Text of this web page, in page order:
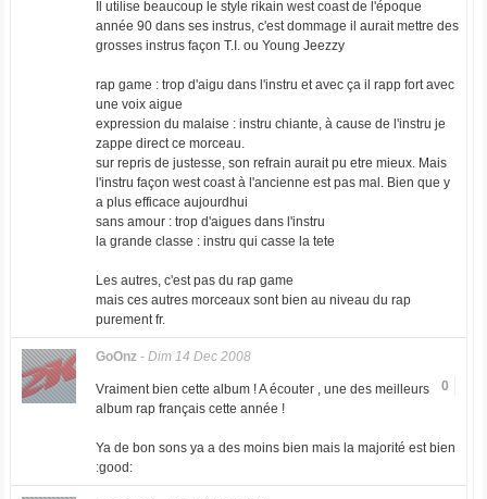
Il utilise beaucoup le style rikain west coast de l'époque
année 90 dans ses instrus, c'est dommage il aurait mettre des
grosses instrus façon T.I. ou Young Jeezzy
rap game : trop d'aigu dans l'instru et avec ça il rapp fort avec
une voix aigue
expression du malaise : instru chiante, à cause de l'instru je
zappe direct ce morceau.
sur repris de justesse, son refrain aurait pu etre mieux. Mais
l'instru façon west coast à l'ancienne est pas mal. Bien que y
a plus efficace aujourdhui
sans amour : trop d'aigues dans l'instru
la grande classe : instru qui casse la tete
Les autres, c'est pas du rap game
mais ces autres morceaux sont bien au niveau du rap
purement fr.
GoOnz- Dim 14 Dec 2008
0
Vraiment bien cette album ! A écouter , une des meilleurs
album rap français cette année !
Ya de bon sons ya a des moins bien mais la majorité est bien
:good: